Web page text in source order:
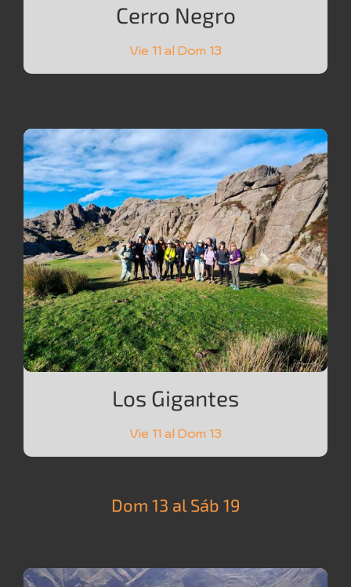
Cerro Negro
Vie 11 al Dom 13
Los Gigantes
Vie 11 al Dom 13
Dom 13 al Sáb 19